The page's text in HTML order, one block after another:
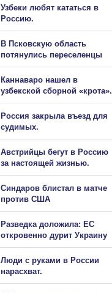
Узбеки любят кататься в
Россию.
В Псковскую область
потянулись переселенцы
Каннаваро нашел в
узбекской сборной «крота».
Россия закрыла въезд для
судимых.
Австрийцы бегут в Россию
за настоящей жизнью.
Синдаров блистал в матче
против США
Разведка доложила: ЕС
откровенно дурит Украину
Люди с руками в России
нарасхват.